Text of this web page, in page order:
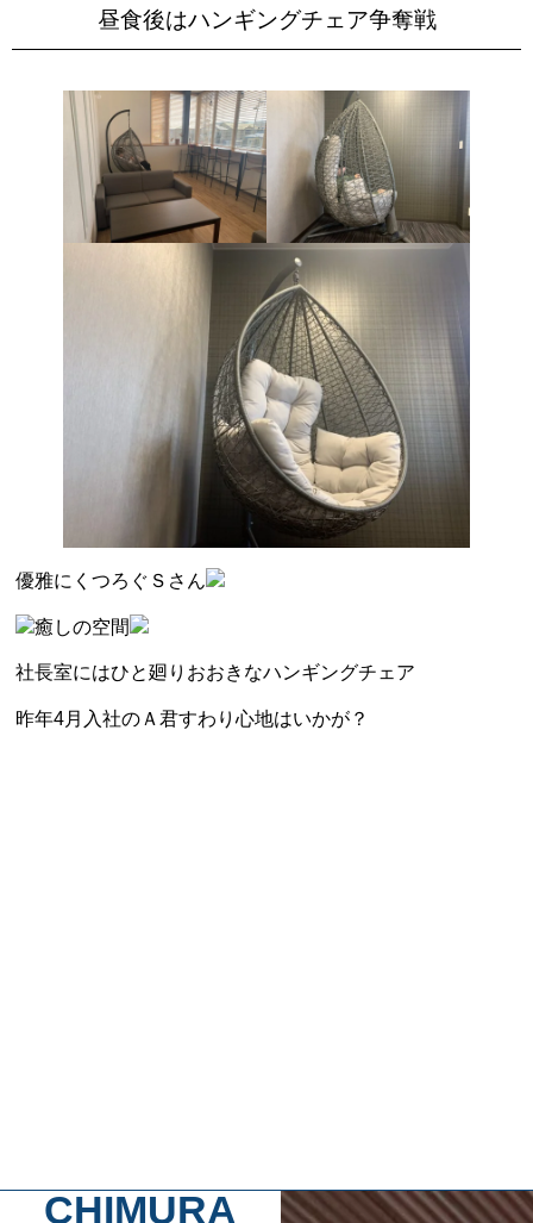
昼食後はハンギングチェア争奪戦
優雅にくつろぐＳさん
癒しの空間
社長室にはひと廻りおおきなハンギングチェア
昨年4月入社のＡ君すわり心地はいかが？
CHIMURA